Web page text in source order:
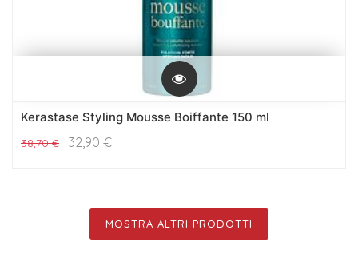
Kerastase Styling Mousse Boiffante 150 ml
38,70€ 32,90 €
MOSTRA ALTRI PRODOTTI